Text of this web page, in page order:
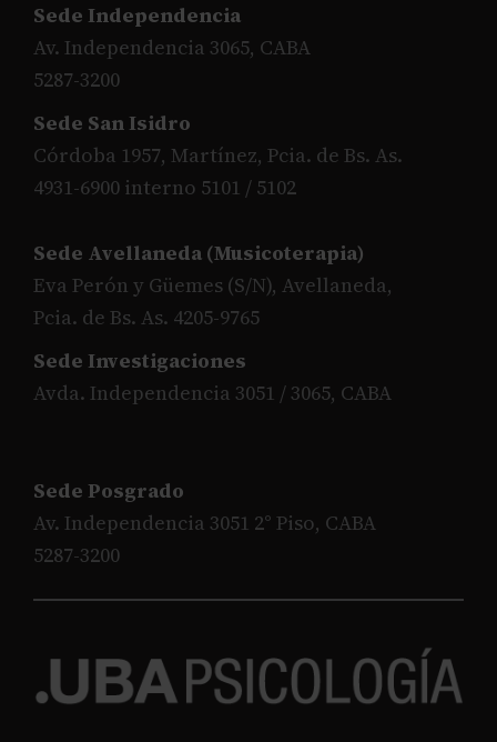
Sede Independencia
Av. Independencia 3065, CABA
5287-3200
Sede San Isidro
Córdoba 1957, Martínez, Pcia. de Bs. As.
4931-6900 interno 5101 / 5102
Sede Avellaneda (Musicoterapia)
Eva Perón y Güemes (S/N), Avellaneda,
Pcia. de Bs. As. 4205-9765
Sede Investigaciones
Avda. Independencia 3051 / 3065, CABA
Sede Posgrado
Av. Independencia 3051 2° Piso, CABA
5287-3200